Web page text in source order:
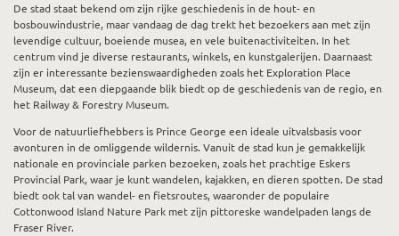
De stad staat bekend om zijn rijke geschiedenis in de hout- en
bosbouwindustrie, maar vandaag de dag trekt het bezoekers aan met zijn
levendige cultuur, boeiende musea, en vele buitenactiviteiten. In het
centrum vind je diverse restaurants, winkels, en kunstgalerijen. Daarnaast
zijn er interessante bezienswaardigheden zoals het Exploration Place
Museum, dat een diepgaande blik biedt op de geschiedenis van de regio, en
het Railway & Forestry Museum.
Voor de natuurliefhebbers is Prince George een ideale uitvalsbasis voor
avonturen in de omliggende wildernis. Vanuit de stad kun je gemakkelijk
nationale en provinciale parken bezoeken, zoals het prachtige Eskers
Provincial Park, waar je kunt wandelen, kajakken, en dieren spotten. De stad
biedt ook tal van wandel- en fietsroutes, waaronder de populaire
Cottonwood Island Nature Park met zijn pittoreske wandelpaden langs de
Fraser River.